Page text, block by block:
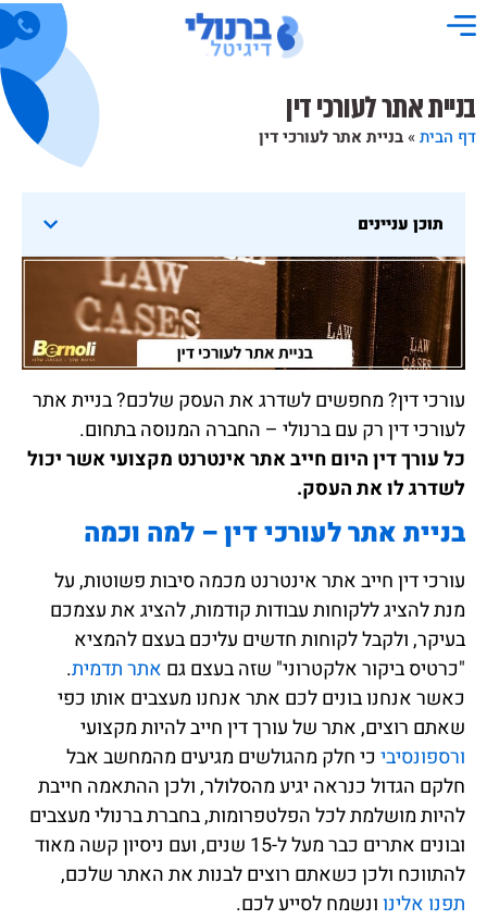
בניית אתר לעורכי דין
דף הבית»בניית אתר לעורכי דין
תוכן עניינים
עורכי דין? מחפשים לשדרג את העסק שלכם? בניית אתר
לעורכי דין רק עם ברנולי – החברה המנוסה בתחום.
כל עורך דין היום חייב אתר אינטרנט מקצועי אשר יכול
לשדרג לו את העסק.
בניית אתר לעורכי דין – למה וכמה
עורכי דין חייב אתר אינטרנט מכמה סיבות פשוטות, על
מנת להציג ללקוחות עבודות קודמות, להציג את עצמכם
בעיקר, ולקבל לקוחות חדשים עליכם בעצם להמציא
"כרטיס ביקור אלקטרוני" שזה בעצם גם אתר תדמית.
כאשר אנחנו בונים לכם אתר אנחנו מעצבים אותו כפי
שאתם רוצים, אתר של עורך דין חייב להיות מקצועי
ורספונסיביכי חלק מהגולשים מגיעים מהמחשב אבל
חלקם הגדול כנראה יגיע מהסלולר, ולכן ההתאמה חייבת
להיות מושלמת לכל הפלטפרומות, בחברת ברנולי מעצבים
ובונים אתרים כבר מעל ל-15 שנים, ועם ניסיון קשה מאוד
להתווכח ולכן כשאתם רוצים לבנות את האתר שלכם,
תפנו אלינוונשמח לסייע לכם.